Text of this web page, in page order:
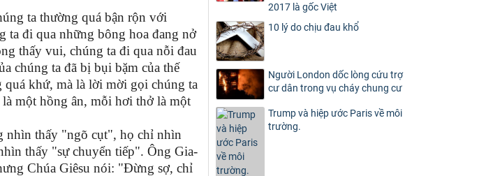
ta thường quá bận rộn với
ta đi qua những bông hoa đang nở
thấy vui, chúng ta đi qua nỗi đau
chúng ta đã bị bụi bặm của thế
khứ, mà là lời mời gọi chúng ta
một hồng ân, mỗi hơi thở là một
nhìn thấy "ngõ cụt", họ chỉ nhìn
thấy "sự chuyển tiếp". Ông Gia-
Chúa Giêsu nói: "Đừng sợ, chỉ
2017 là gốc Việt
10 lý do chịu đau khổ
Người London dốc lòng cứu trợ
cư dân trong vụ cháy chung cư
Trump và hiệp ước Paris về môi
trường.